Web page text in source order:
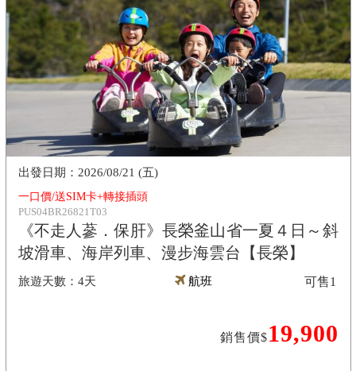
一口價/送SIM卡+轉接插頭
PUS04BR26821T03
《不走人蔘．保肝》長榮釜山省一夏４日～斜
坡滑車、海岸列車、漫步海雲台【長榮】
4天
2026/08/21 (五)
航班
銷售價$19,900
可售1